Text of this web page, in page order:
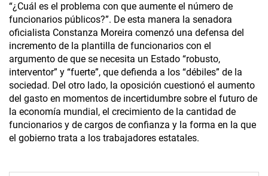
“¿Cuál es el problema con que aumente el número de
funcionarios públicos?”. De esta manera la senadora
oficialista Constanza Moreira comenzó una defensa del
incremento de la plantilla de funcionarios con el
argumento de que se necesita un Estado “robusto,
interventor” y “fuerte”, que defienda a los “débiles” de la
sociedad. Del otro lado, la oposición cuestionó el aumento
del gasto en momentos de incertidumbre sobre el futuro de
la economía mundial, el crecimiento de la cantidad de
funcionarios y de cargos de confianza y la forma en la que
el gobierno trata a los trabajadores estatales.